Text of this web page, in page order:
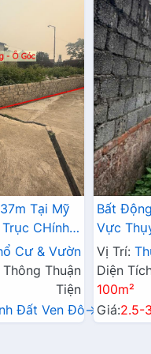
Tại Mỹ
CHính
Cư & Vườn
Thuận
Tiện
Đất Ven Đô→
Bất
Vực
Chính
Vị Trí:
Diện
100m²
Giá:2.5-